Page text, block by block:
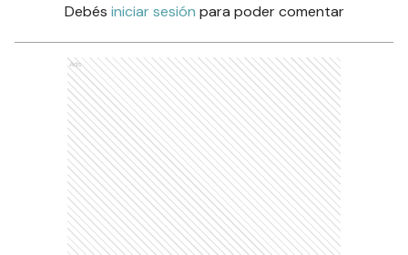
Debés iniciar sesión para poder comentar
Ads